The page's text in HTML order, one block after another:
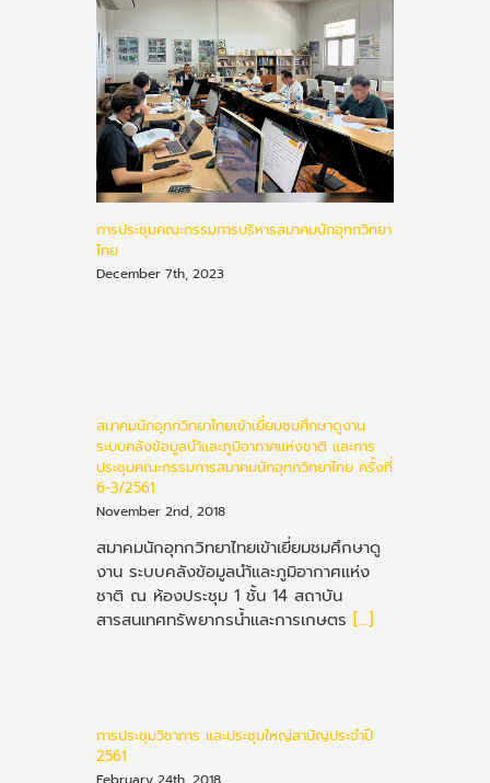
การประชุมคณะกรรมการบริหารสมาคมนักอุทกวิทยา
ไทย
December 7th, 2023
สมาคมนักอุทกวิทยาไทยเข้าเยี่ยมชมศึกษาดูงาน
ระบบคลังข้อมูลนำ้และภูมิอากาศแห่งชาติ และการ
ประชุมคณะกรรมการสมาคมนักอุทกวิทยาไทย ครั้งที่
6-3/2561
November 2nd, 2018
สมาคมนักอุทกวิทยาไทยเข้าเยี่ยมชมศึกษาดู
งาน ระบบคลังข้อมูลนำ้และภูมิอากาศแห่ง
ชาติ ณ ห้องประชุม 1 ชั้น 14 สถาบัน
สารสนเทศทรัพยากรน้ำและการเกษตร [...]
การประชุมวิชาการ และประชุมใหญ่สามัญประจำปี
2561